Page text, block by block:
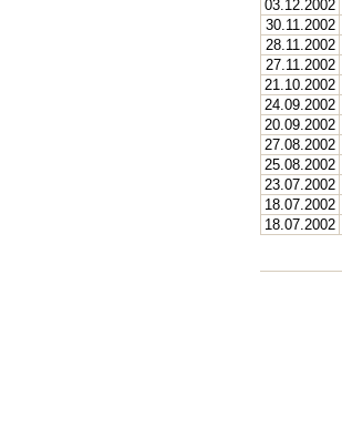
03.12.2002
30.11.2002
28.11.2002
27.11.2002
21.10.2002
24.09.2002
20.09.2002
27.08.2002
25.08.2002
23.07.2002
18.07.2002
18.07.2002